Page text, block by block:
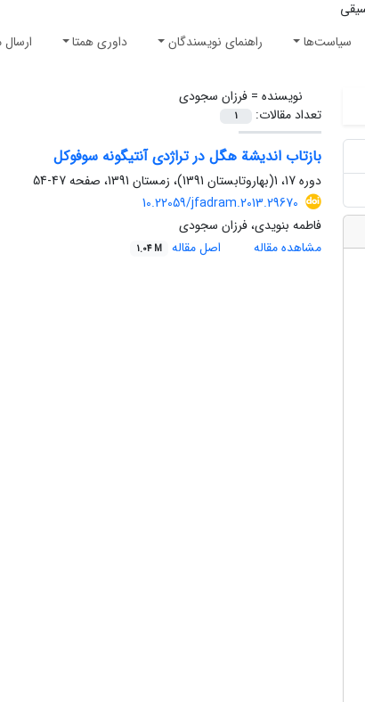
سیاست‌ها راهنمای نویسندگان داوری همتا ارسال
نویسنده =فرزان سجودی
تعداد مقالات:
1
بازتاب اندیشة هگل در تراژدی آنتیگونه سوفوکل
دوره 17، 1(بهاروتابستان 1391)، زمستان 1391، صفحه
47-54
10.22059/jfadram.2013.29670
فاطمه بنویدی، فرزان سجودی
مشاهده مقاله
اصل مقاله 1.04 M